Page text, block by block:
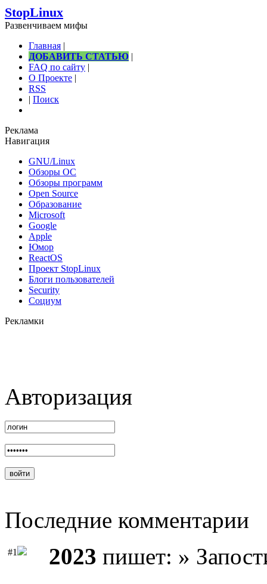
StopLinux
Развенчиваем мифы
Главная |
ДОБАВИТЬ СТАТЬЮ |
FAQ по сайту |
О Проекте |
RSS
| Поиск
Реклама
Навигация
GNU/Linux
Обзоры ОС
Обзоры программ
Open Source
Образование
Microsoft
Google
Apple
Юмор
ReactOS
Проект StopLinux
Блоги пользователей
Security
Социум
Рекламки
Авторизация
Последние комментарии
#1 2023 пишет: »